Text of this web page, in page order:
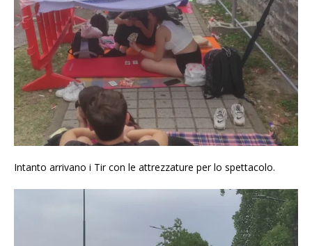
Intanto arrivano i Tir con le attrezzature per lo spettacolo.